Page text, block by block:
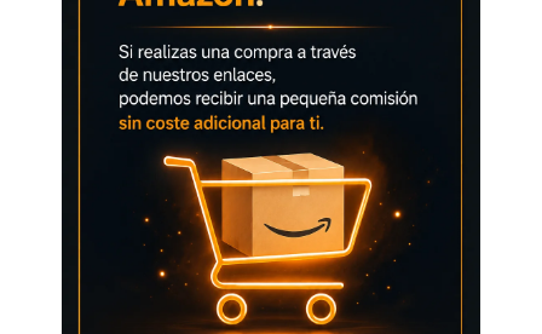
El vídeo muestra el producto en uso.El vídeo te guía a largo de
la configuración del producto.El vídeo compara varios
productos.El vídeo muestra el desembalaje del producto.